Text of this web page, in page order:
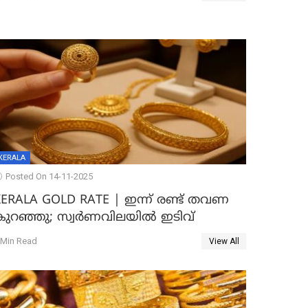
Posted On 14-11-2025
GOLD RATE | ഇന്ന് രണ്ട് തവണ
സ്വർണവിലയിൽ ഇടിവ്
Read View All